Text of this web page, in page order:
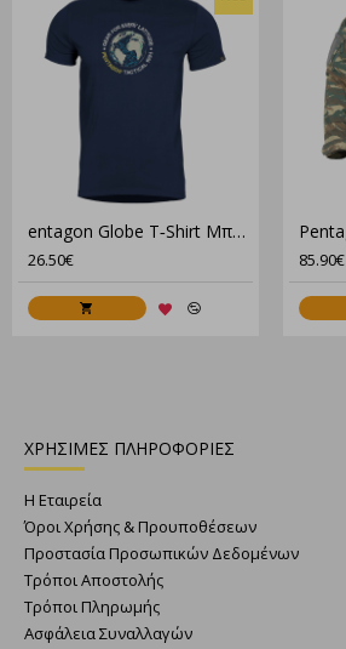
entagon Globe T‑Shirt Μπλουζάκι K09055 – 100% Βαμβάκι, 190Gsm, Comfort Fit
26.50€ 85.90€
ΧΡΗΣΙΜΕΣ ΠΛΗΡΟΦΟΡΙΕΣ
Η Εταιρεία
Όροι Χρήσης & Προυποθέσεων
Προστασία Προσωπικών Δεδομένων
Τρόποι Αποστολής
Τρόποι Πληρωμής
Ασφάλεια Συναλλαγών